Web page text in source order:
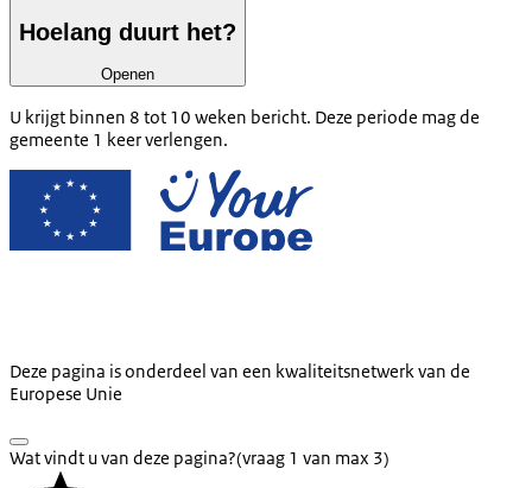
Hoelang duurt het?
Openen
U krijgt binnen 8 tot 10 weken bericht. Deze periode mag de
gemeente 1 keer verlengen.
Deze pagina is onderdeel van een kwaliteitsnetwerk van de
Europese Unie
Wat vindt u van deze pagina?(vraag 1 van max 3)